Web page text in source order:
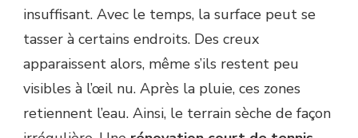
insuffisant. Avec le temps, la surface peut se
tasser à certains endroits. Des creux
apparaissent alors, même s’ils restent peu
visibles à l’œil nu. Après la pluie, ces zones
retiennent l’eau. Ainsi, le terrain sèche de façon